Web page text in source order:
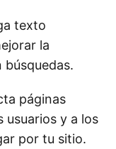
texto
la
búsquedas.
páginas
usuarios y a los
por tu sitio.